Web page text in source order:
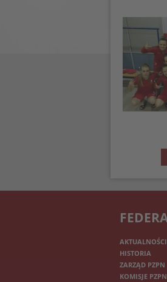
AKTUALNOŚCI
HISTORIA
ZARZĄD PZPN
KOMISJE PZPN